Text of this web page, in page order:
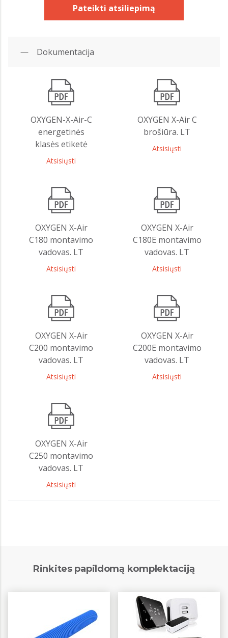
Pateikti atsiliepimą
Dokumentacija
OXYGEN-X-Air-C
energetinės
klasės etiketė
Atsisiųsti
OXYGEN X-Air C
brošiūra. LT
Atsisiųsti
OXYGEN X-Air
C180 montavimo
vadovas. LT
Atsisiųsti
OXYGEN X-Air
C180E montavimo
vadovas. LT
Atsisiųsti
OXYGEN X-Air
C200 montavimo
vadovas. LT
Atsisiųsti
OXYGEN X-Air
C200E montavimo
vadovas. LT
Atsisiųsti
OXYGEN X-Air
C250 montavimo
vadovas. LT
Atsisiųsti
Rinkites papildomą komplektaciją